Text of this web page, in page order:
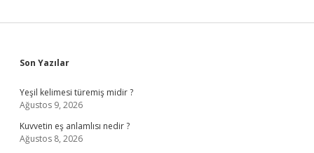
Sidebar
Son Yazılar
Yeşil kelimesi türemiş midir ?
Ağustos 9, 2026
Kuvvetin eş anlamlısı nedir ?
Ağustos 8, 2026